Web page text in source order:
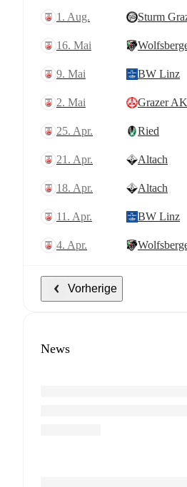
1. Aug. Sturm
16. Mai
9. Mai BW Linz
2. Mai Grazer AK
25. Apr. Ried
21. Apr. Altach
18. Apr. Altach
11. Apr. BW Linz
4. Apr.
Vorherige
News